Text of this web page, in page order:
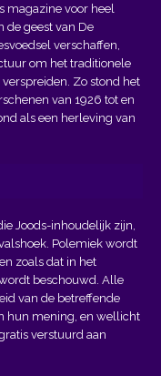
magazine voor heel
de geest van De
verschaffen,
om het traditionele
Zo stond het
van 1926 tot en
als een herleving van
Joods-inhoudelijk zijn,
Polemiek wordt
zoals dat in het
beschouwd. Alle
van de betreffende
hun mening, en wellicht
verstuurd aan